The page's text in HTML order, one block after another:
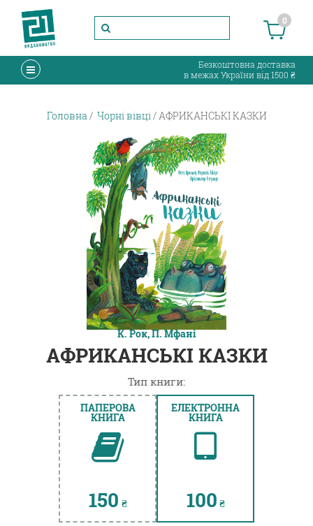
0
Безкоштовна доставка
в межах України від 1500 ₴
Головна Чорні вівці АФРИКАНСЬКІ КАЗКИ
К. Рок, П. Мфані
АФРИКАНСЬКІ КАЗКИ
Тип книги:
ПАПЕРОВА
КНИГА
150 ₴
ЕЛЕКТРОННА
КНИГА
100 ₴